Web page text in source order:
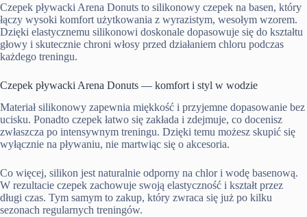
Czepek pływacki Arena Donuts to silikonowy czepek na basen, który
łączy wysoki komfort użytkowania z wyrazistym, wesołym wzorem.
Dzięki elastycznemu silikonowi doskonale dopasowuje się do kształtu
głowy i skutecznie chroni włosy przed działaniem chloru podczas
każdego treningu.
Czepek pływacki Arena Donuts — komfort i styl w wodzie
Materiał silikonowy zapewnia miękkość i przyjemne dopasowanie bez
ucisku. Ponadto czepek łatwo się zakłada i zdejmuje, co docenisz
zwłaszcza po intensywnym treningu. Dzięki temu możesz skupić się
wyłącznie na pływaniu, nie martwiąc się o akcesoria.
Co więcej, silikon jest naturalnie odporny na chlor i wodę basenową.
W rezultacie czepek zachowuje swoją elastyczność i kształt przez
długi czas. Tym samym to zakup, który zwraca się już po kilku
sezonach regularnych treningów.